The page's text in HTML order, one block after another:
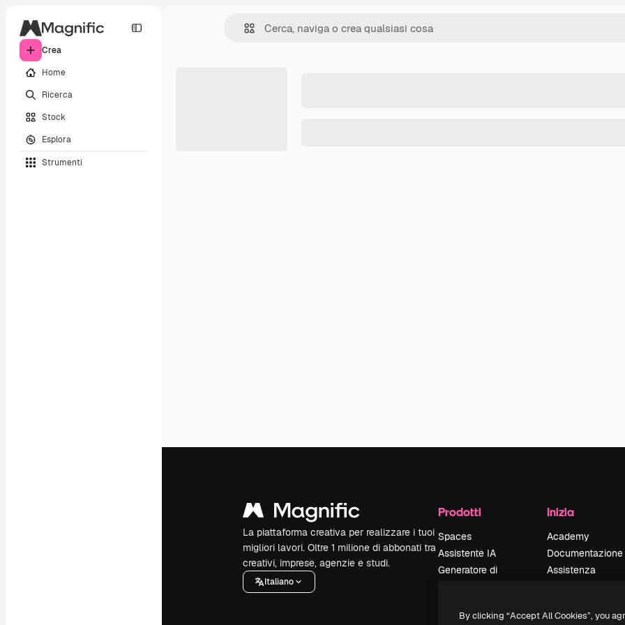
Crea
Home
Ricerca
Stock
Esplora
Strumenti
La piattaforma creativa per realizzare i tuoi
migliori lavori. Oltre 1 milione di abbonati tra
creativi, imprese, agenzie e studi.
Italiano
Prodotti
Spaces
Assistente IA
Generatore di
Inizia
Academy
Documentazione
Assistenza
Politica sulla
By clicking “Accept All Cookies”, you